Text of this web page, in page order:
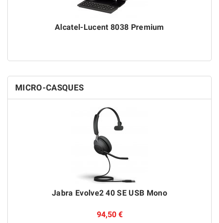
Alcatel-Lucent 8038 Premium
MICRO-CASQUES
Jabra Evolve2 40 SE USB Mono
94,50 €